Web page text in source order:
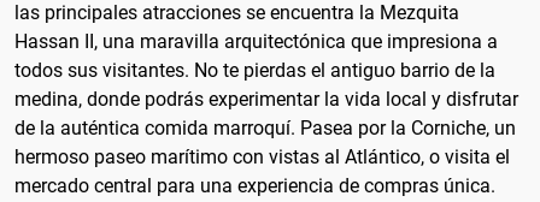
las principales atracciones se encuentra la Mezquita
Hassan II, una maravilla arquitectónica que impresiona a
todos sus visitantes. No te pierdas el antiguo barrio de la
medina, donde podrás experimentar la vida local y disfrutar
de la auténtica comida marroquí. Pasea por la Corniche, un
hermoso paseo marítimo con vistas al Atlántico, o visita el
mercado central para una experiencia de compras única.